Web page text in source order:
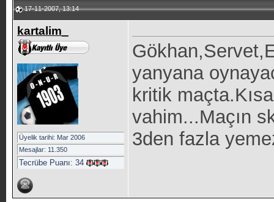
17-11-2007, 13:14
kartalim_
Üyelik tarihi: Mar 2006
Mesajlar: 11.350
Tecrübe Puanı: 34
yanyana
kritik
vahim...Maçın
3den fazla